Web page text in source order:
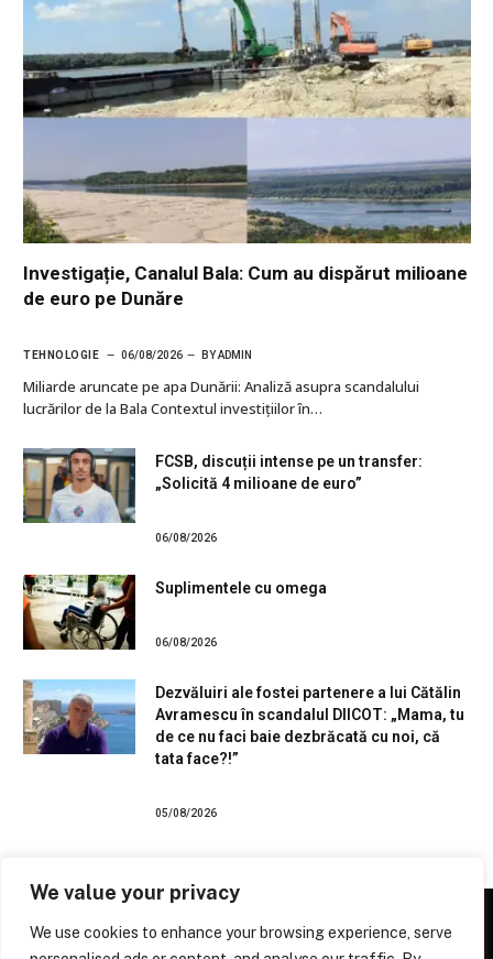
We value your privacy
We use cookies to enhance your browsing experience, serve
Investigație, Canalul Bala: Cum au dispărut milioane
de euro pe Dunăre
TEHNOLOGIE 06/08/2026 BYADMIN
Miliarde aruncate pe apa Dunării: Analiză asupra scandalului
lucrărilor de la Bala Contextul investițiilor în…
FCSB, discuții intense pe un transfer:
„Solicită 4 milioane de euro”
06/08/2026
Suplimentele cu omega
06/08/2026
Dezvăluiri ale fostei partenere a lui Cătălin
Avramescu în scandalul DIICOT: „Mama, tu
de ce nu faci baie dezbrăcată cu noi, că
tata face?!”
05/08/2026